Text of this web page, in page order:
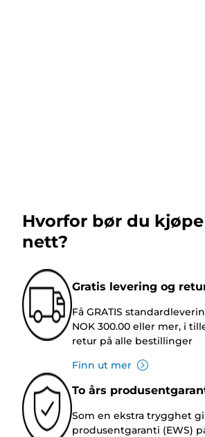
Hvorfor bør du
nett?
Gratis levering og
Få GRATIS
NOK 300.00 eller mer, i
retur på alle bestillinger
Finn ut mer
To års
Som en ekstra trygghet
produsentgaranti (EWS)